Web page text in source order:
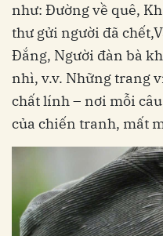
như: Đường về quê,
thư gửi người đã
Đắng, Người đàn bà
nhì, v.v. Những trang
chất lính – nơi mỗi
của chiến tranh, mất